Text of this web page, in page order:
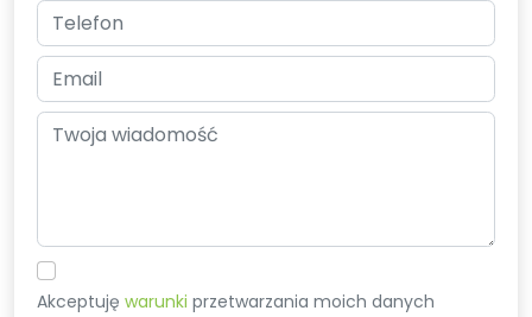
Akceptujęwarunki przetwarzania moich danych